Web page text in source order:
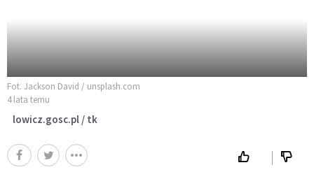
Fot. Jackson David / unsplash.com
4 lata temu
lowicz.gosc.pl / tk